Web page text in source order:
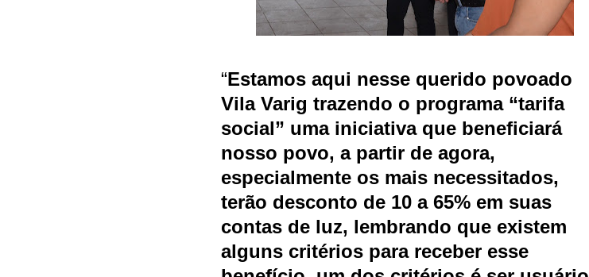
“Estamos aqui nesse querido povoado
Vila Varig trazendo o programa “tarifa
social” uma iniciativa que beneficiará
nosso povo, a partir de agora,
especialmente os mais necessitados,
terão desconto de 10 a 65% em suas
contas de luz, lembrando que existem
alguns critérios para receber esse